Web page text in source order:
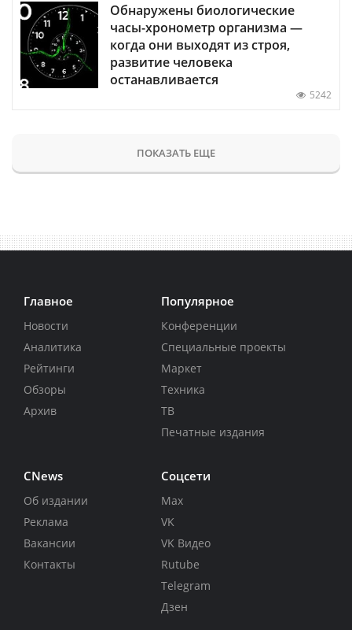
Обнаружены биологические
часы-хронометр организма —
когда они выходят из строя,
развитие человека
останавливается
5242
ПОКАЗАТЬ ЕЩЕ
Главное
Новости
Аналитика
Рейтинги
Обзоры
Архив
Популярное
Конференции
Специальные проекты
Маркет
Техника
ТВ
Печатные издания
CNews
Об издании
Реклама
Вакансии
Контакты
Соцсети
Max
VK
VK Видео
Rutube
Telegram
Дзен